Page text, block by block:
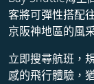
客將可彈性搭配
京阪神地區的風
立即搜尋航班，
感的飛行體驗，